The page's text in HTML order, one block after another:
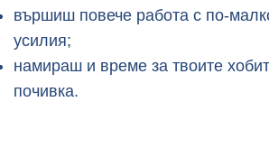
вършиш повече работа с по-
усилия;
намираш и време за твоите
почивка.